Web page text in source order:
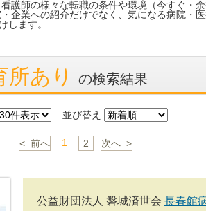
護師の様々な転職の条件や環境（今すぐ・
企業への紹介だけでなく、気になる病院・
します。
所あり の検索結果
並び替え
< 前へ 1 2 次へ >
公益財団法人 磐城済世会 長春館